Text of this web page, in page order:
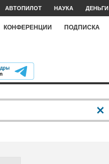
АВТОПИЛОТ НАУКА ДЕНЬГИ
КОНФЕРЕНЦИИ ПОДПИСКА